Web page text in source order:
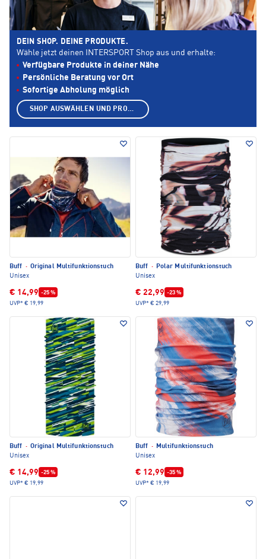
Buff · Original Multifunktionstuch
Unisex
€ 14,99 -25 %
UVP* € 19,99
Buff · Polar Multifunktionstuch
Unisex
€ 22,99 -23 %
UVP* € 29,99
Buff · Original Multifunktionstuch
Unisex
€ 14,99 -25 %
UVP* € 19,99
Buff · Multifunktionstuch
Unisex
€ 12,99 -35 %
UVP* € 19,99
DEIN SHOP. DEINE PRODUKTE.
Wähle jetzt deinen INTERSPORT Shop aus und erhalte:
Verfügbare Produkte in deiner Nähe
Persönliche Beratung vor Ort
Sofortige Abholung möglich
SHOP AUSWÄHLEN UND PRODUKTE ANZEIGEN